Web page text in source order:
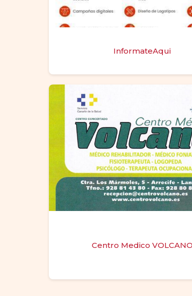
InformateAqui
Centro Medico VOLCANO